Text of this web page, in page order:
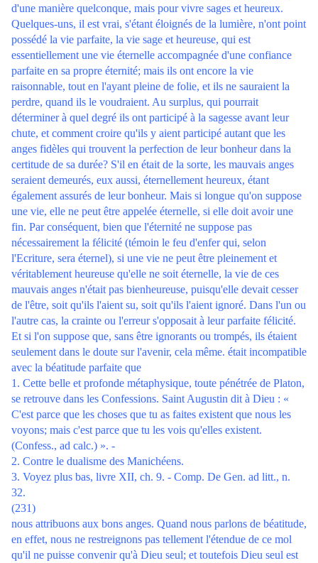
d'une manière quelconque, mais pour vivre sages et heureux.
Quelques-uns, il est vrai, s'étant éloignés de la lumière, n'ont point
possédé la vie parfaite, la vie sage et heureuse, qui est
essentiellement une vie éternelle accompagnée d'une confiance
parfaite en sa propre éternité; mais ils ont encore la vie
raisonnable, tout en l'ayant pleine de folie, et ils ne sauraient la
perdre, quand ils le voudraient. Au surplus, qui pourrait
déterminer à quel degré ils ont participé à la sagesse avant leur
chute, et comment croire qu'ils y aient participé autant que les
anges fidèles qui trouvent la perfection de leur bonheur dans la
certitude de sa durée? S'il en était de la sorte, les mauvais anges
seraient demeurés, eux aussi, éternellement heureux, étant
également assurés de leur bonheur. Mais si longue qu'on suppose
une vie, elle ne peut être appelée éternelle, si elle doit avoir une
fin. Par conséquent, bien que l'éternité ne suppose pas
nécessairement la félicité (témoin le feu d'enfer qui, selon
l'Ecriture, sera éternel), si une vie ne peut être pleinement et
véritablement heureuse qu'elle ne soit éternelle, la vie de ces
mauvais anges n'était pas bienheureuse, puisqu'elle devait cesser
de l'être, soit qu'ils l'aient su, soit qu'ils l'aient ignoré. Dans l'un ou
l'autre cas, la crainte ou l'erreur s'opposait à leur parfaite félicité.
Et si l'on suppose que, sans être ignorants ou trompés, ils étaient
seulement dans le doute sur l'avenir, cela même. était incompatible
avec la béatitude parfaite que
1. Cette belle et profonde métaphysique, toute pénétrée de Platon,
se retrouve dans les Confessions. Saint Augustin dit à Dieu : «
C'est parce que les choses que tu as faites existent que nous les
voyons; mais c'est parce que tu les vois qu'elles existent.
(Confess., ad calc.) ». -
2. Contre le dualisme des Manichéens.
3. Voyez plus bas, livre XII, ch. 9. - Comp. De Gen. ad litt., n.
32.
(231)
nous attribuons aux bons anges. Quand nous parlons de béatitude,
en effet, nous ne restreignons pas tellement l'étendue de ce mol
qu'il ne puisse convenir qu'à Dieu seul; et toutefois Dieu seul est